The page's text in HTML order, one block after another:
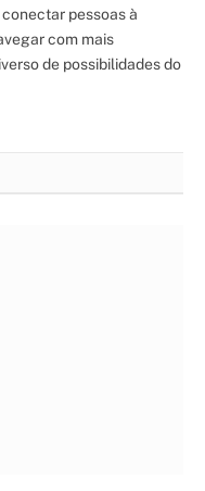
pessoas à
com mais
de possibilidades do